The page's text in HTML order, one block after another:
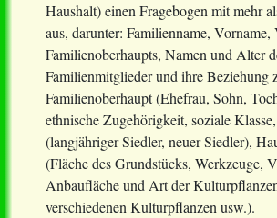
Haushalt) einen Fragebogen mit mehr
aus, darunter: Familienname, Vorname,
Familienoberhaupts, Namen und Alter
Familienmitglieder und ihre Beziehung
Familienoberhaupt (Ehefrau, Sohn,
ethnische Zugehörigkeit, soziale
(langjähriger Siedler, neuer Siedler),
(Fläche des Grundstücks, Werkzeuge,
Anbaufläche und Art der
verschiedenen Kulturpflanzen usw.).